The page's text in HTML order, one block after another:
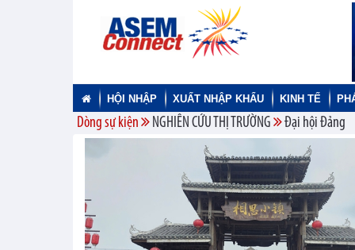
HỘI NHẬP XUẤT NHẬP KHẨU KINH TẾ
Dòng sự kiện NGHIÊN CỨU THỊ TRƯỜNG Đại hội Đảng